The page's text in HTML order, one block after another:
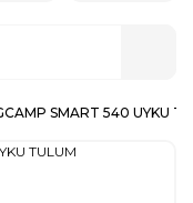
SMART 540 UYKU